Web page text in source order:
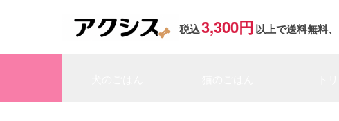
税込3,300円以上で送料無料、